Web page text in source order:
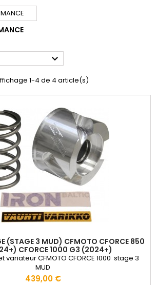

1-4 de 4 article(s)
(STAGE 3 MUD) CFMOTO CFORCE 850
CFORCE 1000 G3 (2024+)
CFMOTO CFORCE 1000 stage 3
MUD
Prix
439,00 €